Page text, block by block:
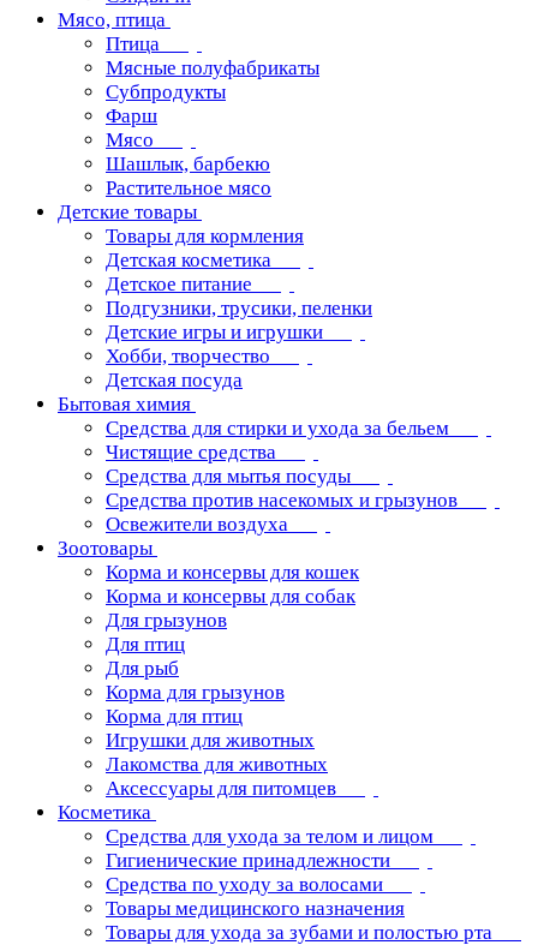
Мясо, птица
Птица
Мясные полуфабрикаты
Субпродукты
Фарш
Мясо
Шашлык, барбекю
Растительное мясо
Детские товары
Товары для кормления
Детская косметика
Детское питание
Подгузники, трусики, пеленки
Детские игры и игрушки
Хобби, творчество
Детская посуда
Бытовая химия
Средства для стирки и ухода за бельем
Чистящие средства
Средства для мытья посуды
Средства против насекомых и грызунов
Освежители воздуха
Зоотовары
Корма и консервы для кошек
Корма и консервы для собак
Для грызунов
Для птиц
Для рыб
Корма для грызунов
Корма для птиц
Игрушки для животных
Лакомства для животных
Аксессуары для питомцев
Косметика
Средства для ухода за телом и лицом
Гигиенические принадлежности
Средства по уходу за волосами
Товары медицинского назначения
Товары для ухода за зубами и полостью рта